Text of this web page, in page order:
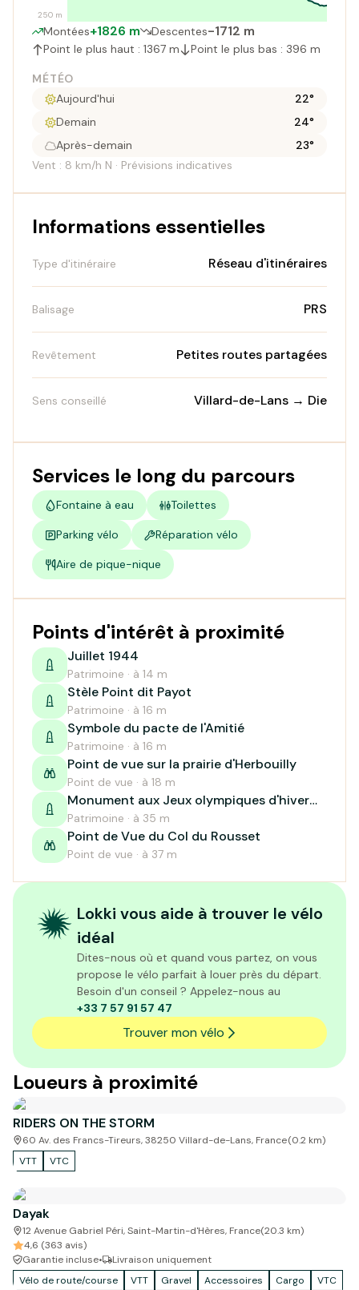
250 m
Montées+1826 m Descentes-1712 m
Point le plus haut : 1367 m Point le plus bas : 396 m
MÉTÉO
Aujourd'hui
22°
Demain
24°
Après-demain
23°
Vent : 8 km/h N · Prévisions indicatives
Informations essentielles
Type d'itinéraire Réseau d'itinéraires
Balisage PRS
Revêtement Petites routes partagées
Sens conseillé Villard-de-Lans → Die
Services le long du parcours
Fontaine à eau Toilettes
Parking vélo Réparation vélo
Aire de pique-nique
Points d'intérêt à proximité
Juillet 1944
Patrimoine · à 14 m
Stèle Point dit Payot
Patrimoine · à 16 m
Symbole du pacte de l'Amitié
Patrimoine · à 16 m
Point de vue sur la prairie d'Herbouilly
Point de vue · à 18 m
Monument aux Jeux olympiques d'hiver
de 1968
Patrimoine · à 35 m
Point de Vue du Col du Rousset
Point de vue · à 37 m
Lokki vous aide à trouver le vélo
idéal
Dites-nous où et quand vous partez, on vous
propose le vélo parfait à louer près du départ.
Besoin d'un conseil ? Appelez-nous au
+33 7 57 91 57 47
Trouver mon vélo
Loueurs à proximité
RIDERS ON THE STORM
60 Av. des Francs-Tireurs, 38250 Villard-de-Lans, France(0.2 km)
VTT
VTC
Dayak
12 Avenue Gabriel Péri, Saint-Martin-d'Hères, France(20.3 km)
4,6 (363 avis)
Garantie incluse•
Livraison uniquement
Vélo de route/course
VTT Gravel Accessoires Cargo VTC